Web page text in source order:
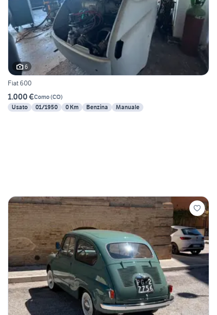
6
Fiat 600
1.000 €Como(CO)
Usato
01/1950 0 Km Benzina Manuale